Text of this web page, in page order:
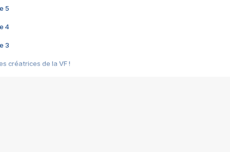
5
4
3
créatrices de la VF !